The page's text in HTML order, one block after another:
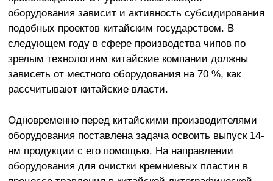
оборудования зависит и активность субсидирования
подобных проектов китайским государством. В
следующем году в сфере производства чипов по
зрелым технологиям китайские компании должны
зависеть от местного оборудования на 70 %, как
рассчитывают китайские власти.
Одновременно перед китайскими производителями
оборудования поставлена задача освоить выпуск 14-
нм продукции с его помощью. На направлении
оборудования для очистки кремниевых пластин в